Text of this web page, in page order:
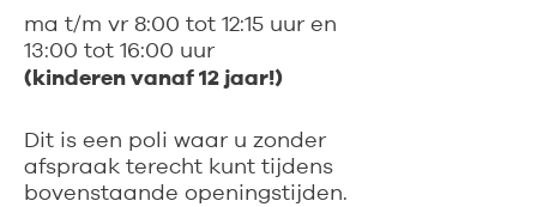
ma t/m vr 8:00 tot 12:15 uur en
13:00 tot 16:00 uur
(kinderen vanaf 12 jaar!)
Dit is een poli waar u zonder
afspraak terecht kunt tijdens
bovenstaande openingstijden.